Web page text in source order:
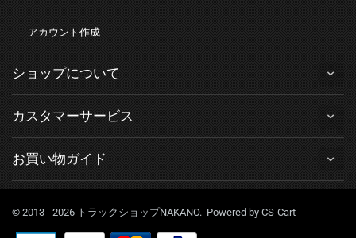
アカウント作成
ショップについて
カスタマーサービス
お買い物ガイド
© 2013 - 2026 トラックショップNAKANO. Powered by CS-Cart